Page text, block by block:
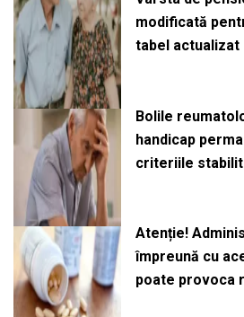
modificată
tabel actualizat
Bolile
handicap
criteriile
Atenție!
împreună cu
poate provoca